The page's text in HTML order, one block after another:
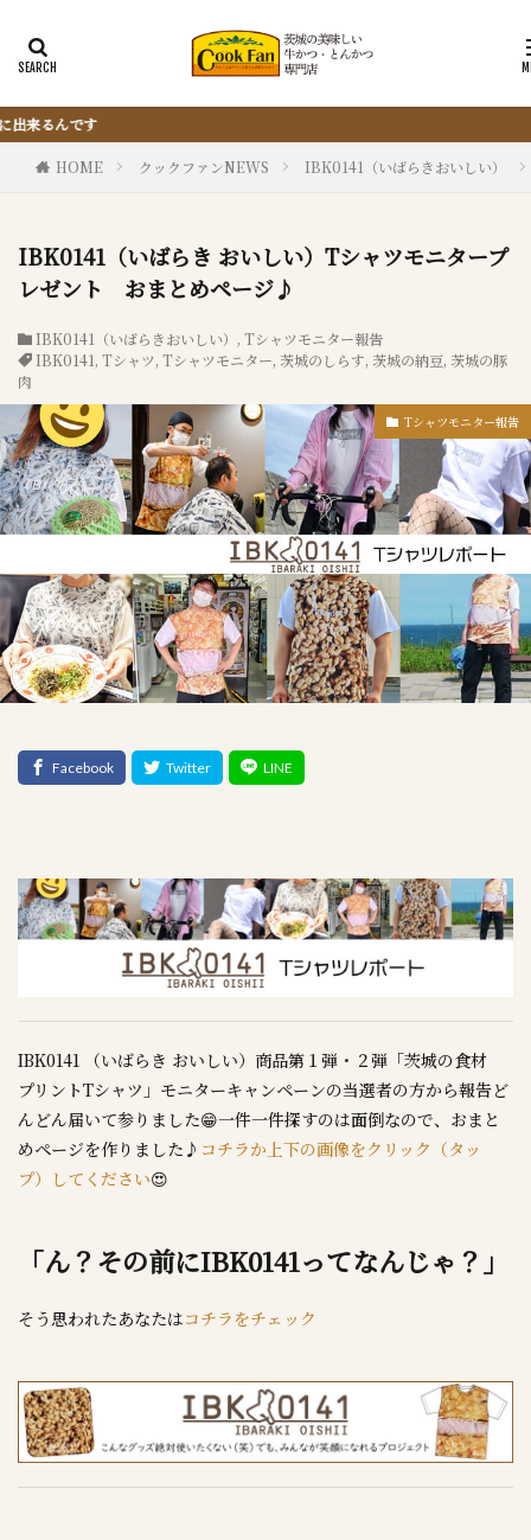
HOME クックファンNEWS IBK0141（いばらきおいしい）
IBK0141（いばらき おいしい）Tシャツモニタープ
レゼント おまとめページ♪
IBK0141（いばらきおいしい） , Tシャツモニター報告
IBK0141, Tシャツ, Tシャツモニター, 茨城のしらす, 茨城の納豆, 茨城の豚
肉
Tシャツモニター報告
IBK0141 （いばらき おいしい）商品第１弾・２弾「茨城の食材
プリントTシャツ」モニターキャンペーンの当選者の方から報告ど
んどん届いて参りました😁一件一件探すのは面倒なので、おまと
めページを作りました♪ コチラか上下の画像をクリック（タッ
プ）してください😍
「ん？その前にIBK0141ってなんじゃ？」
そう思われたあなたはコチラをチェック